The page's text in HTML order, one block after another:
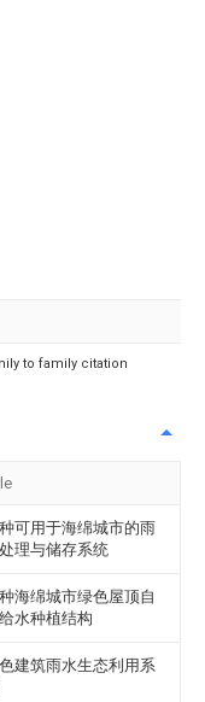
to family citation
可用于海绵城市的雨
理与储存系统
海绵城市绿色屋顶自
水种植结构
建筑雨水生态利用系